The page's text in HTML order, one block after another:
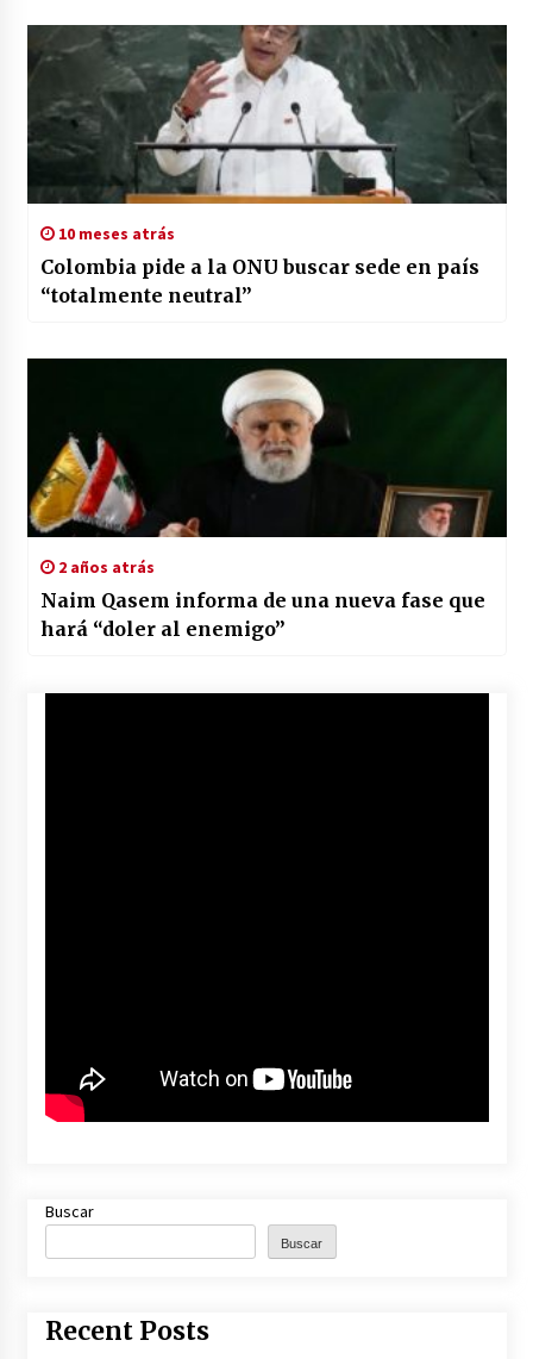
10 meses atrás
Colombia pide a la ONU buscar sede en país
“totalmente neutral”
2 años atrás
Naim Qasem informa de una nueva fase que
hará “doler al enemigo”
Buscar
Buscar
Recent Posts